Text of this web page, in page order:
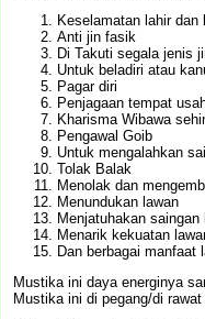
Keselamatan lahir dan
Anti jin fasik
Di Takuti segala jenis
Untuk beladiri atau
Pagar diri
Penjagaan tempat
Kharisma Wibawa
Pengawal Goib
Untuk mengalahkan
Tolak Balak
Menolak dan
Menundukan lawan
Menjatuhakan
Menarik kekuatan
Dan berbagai
Mustika ini daya energinya
Mustika ini di pegang/di